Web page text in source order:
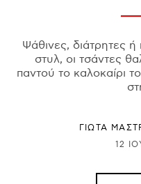
Ψάθινες, διάτρητες ή
στυλ, οι τσάντες
παντού το καλοκαίρι
ΓΙΩΤΑ
12